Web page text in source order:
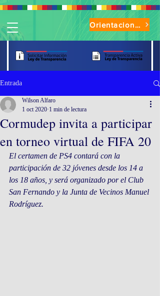
Orientaciones de Uso Parque Oasis
Entrada
Cormudep invita a participar
en torneo virtual de FIFA 20
Wilson Alfaro
1 oct 2020 1 min de lectura
El certamen de PS4 contará con la
participación de 32 jóvenes desde los 14 a
los 18 años, y será organizado por el Club
San Fernando y la Junta de Vecinos Manuel
Rodríguez.